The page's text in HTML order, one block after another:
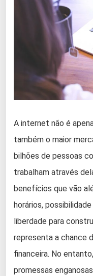
A internet não é
também o maior
bilhões de pessoas
trabalham através
benefícios que vão
horários,
liberdade para
representa a chance
financeira. No
promessas